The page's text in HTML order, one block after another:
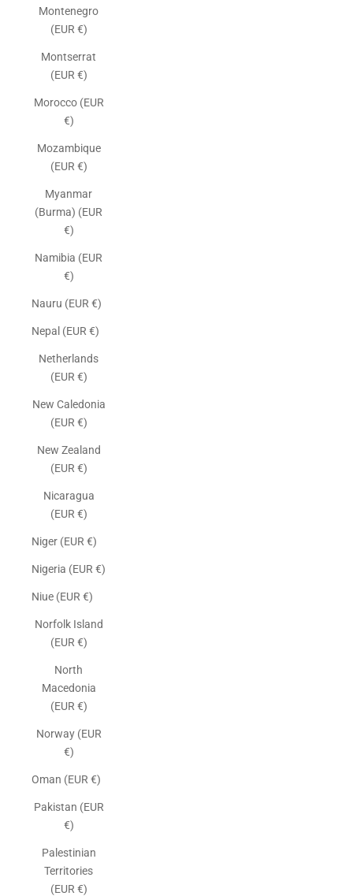
Montenegro
(EUR €)
Montserrat
(EUR €)
Morocco (EUR
€)
Mozambique
(EUR €)
Myanmar
(Burma) (EUR
€)
Namibia (EUR
€)
Nauru (EUR €)
Nepal (EUR €)
Netherlands
(EUR €)
New Caledonia
(EUR €)
New Zealand
(EUR €)
Nicaragua
(EUR €)
Niger (EUR €)
Nigeria (EUR €)
Niue (EUR €)
Norfolk Island
(EUR €)
North
Macedonia
(EUR €)
Norway (EUR
€)
Oman (EUR €)
Pakistan (EUR
€)
Palestinian
Territories
(EUR €)